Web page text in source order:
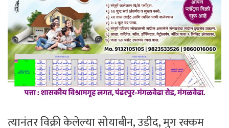
त्यानंतर विक्री केलेल्या सोयाबीन, उडीद, मुग रक्कम